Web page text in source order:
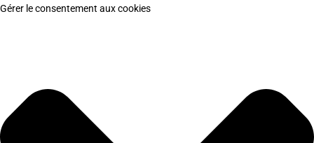
Gérer le consentement aux cookies